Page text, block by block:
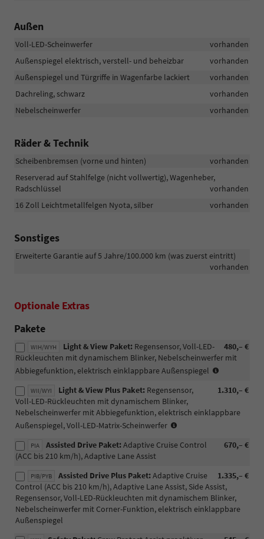
Außen
Voll-LED-Scheinwerfer
vorhanden
Außenspiegel elektrisch, verstell- und beheizbar
vorhanden
Außenspiegel und Türgriffe in Wagenfarbe lackiert
vorhanden
Dachreling, schwarz
vorhanden
Nebelscheinwerfer
vorhanden
Räder & Technik
Scheibenbremsen (vorne und hinten)
vorhanden
Reserverad auf Stahlfelge (nicht vollwertig), Wagenheber,
Radschlüssel
vorhanden
16 Zoll Leichtmetallfelgen Nyota, silber
vorhanden
Sonstiges
Erweiterte Garantie auf 5 Jahre/100.000 km (was zuerst eintritt)
vorhanden
Optionale Extras
Pakete
WIH/WYH 480,– €
Light & View Paket: Regensensor, Voll-LED-
Rückleuchten mit dynamischem Blinker, Nebelscheinwerfer mit
Abbiegefunktion, elektrisch einklappbare Außenspiegel
nur
Selection
mit
ist
mit
PYB
nicht
WII/WYI 1.310,– €
Light & View Plus Paket: Regensensor,
Voll-LED-Rückleuchten mit dynamischem Blinker,
Nebelscheinwerfer mit Abbiegefunktion, elektrisch einklappbare
Außenspiegel, Voll-LED-Matrix-Scheinwerfer
nur
mit
WIS/WI2/PMA)
PIA 670,– €
Assisted Drive Paket:Adaptive Cruise Control
(ACC bis 210 km/h), Adaptive Lane Assist
PIB/PYB 1.335,– €
Assisted Drive Plus Paket:Adaptive Cruise
Control (ACC bis 210 km/h), Adaptive Lane Assist, Side Assist,
Regensensor, Voll-LED-Rückleuchten mit dynamischem Blinker,
Nebelscheinwerfer mit Corner-Funktion, elektrisch einklappbare
Außenspiegel